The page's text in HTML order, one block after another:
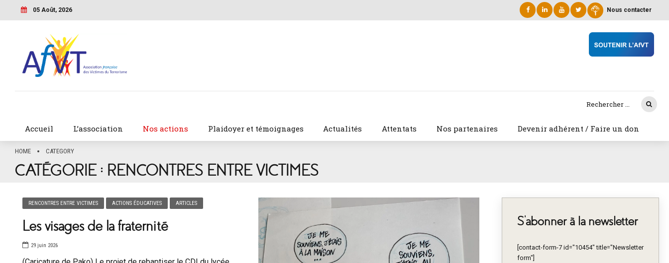
05 Août, 2026 Nous contacter
Accueil L’association Nos actions Plaidoyer et témoignages Actualités Attentats Nos partenaires Devenir adhérent / Faire un don
HOME CATEGORY
CATÉGORIE : RENCONTRES ENTRE VICTIMES
RENCONTRES ENTRE VICTIMES ACTIONS ÉDUCATIVES ARTICLES
Les visages de la fraternité
29 juin 2026
S’abonner à la newsletter
[contact-form-7 id="10454" title="Newsletter
form"]